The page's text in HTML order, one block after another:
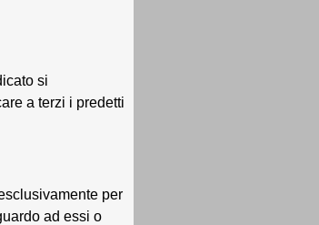
si
a terzi i predetti
per
ad essi o